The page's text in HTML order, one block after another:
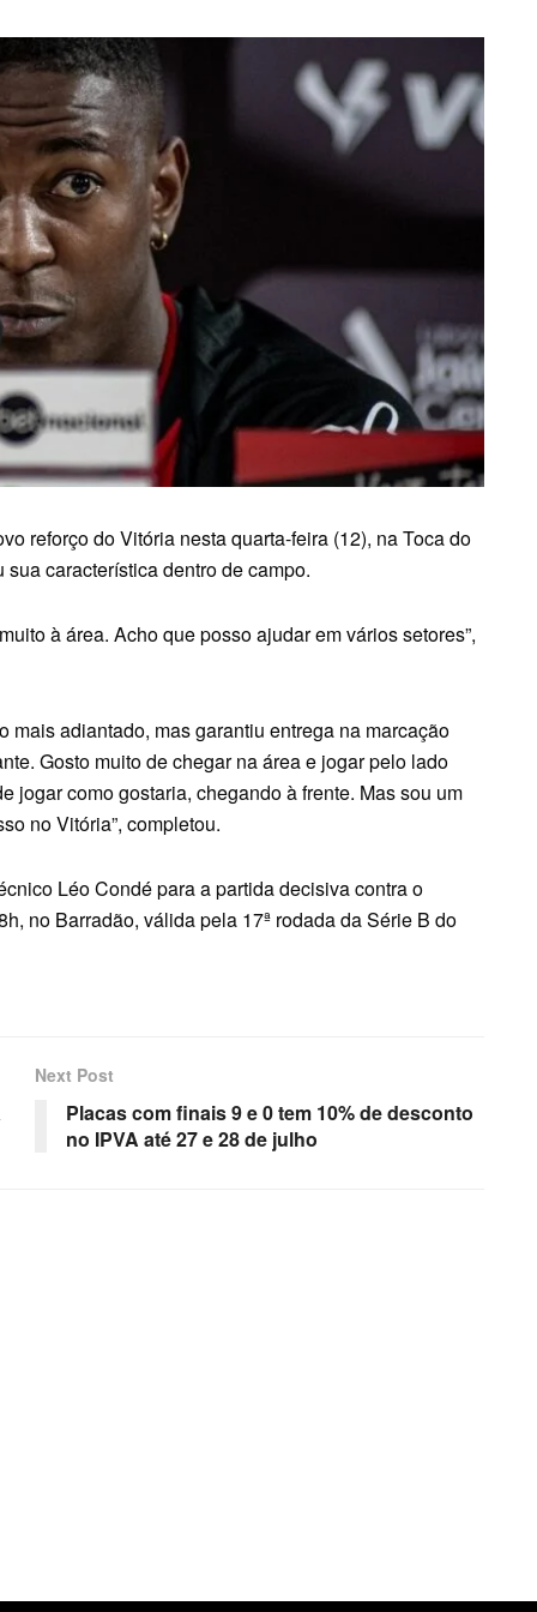
reforço do Vitória nesta quarta-feira (12), na Toca do
característica dentro de campo.
à área. Acho que posso ajudar em vários setores”,
adiantado, mas garantiu entrega na marcação
Gosto muito de chegar na área e jogar pelo lado
jogar como gostaria, chegando à frente. Mas sou um
no Vitória”, completou.
Léo Condé para a partida decisiva contra o
no Barradão, válida pela 17ª rodada da Série B do
Next Post
Placas com finais 9 e 0 tem 10% de desconto
no IPVA até 27 e 28 de julho